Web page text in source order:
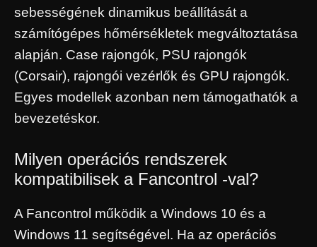
sebességének dinamikus beállítását a
számítógépes hőmérsékletek megváltoztatása
alapján. Case rajongók, PSU rajongók
(Corsair), rajongói vezérlők és GPU rajongók.
Egyes modellek azonban nem támogathatók a
bevezetéskor.
Milyen operációs rendszerek
kompatibilisek a Fancontrol -val?
A Fancontrol működik a Windows 10 és a
Windows 11 segítségével. Ha az operációs